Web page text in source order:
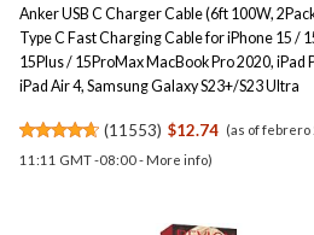
Anker USB C Charger Cable (6ft 100W,
Type C Fast Charging Cable for iPhone 15 /
15Plus / 15ProMax MacBook Pro 2020, iPad
iPad Air 4, Samsung Galaxy S23+/S23 Ultra
(11553) $12.74 (as of febrero
11:11 GMT -08:00 - More info)